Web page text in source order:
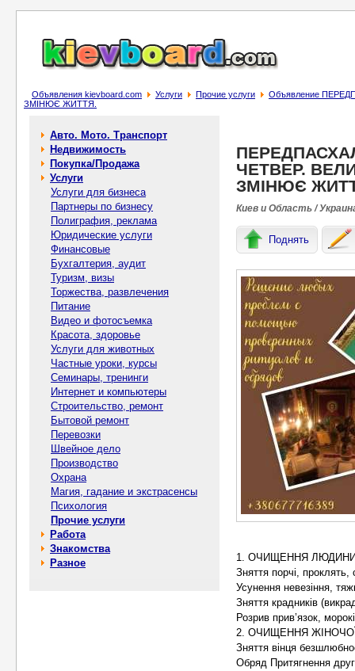
Объявления kievboard.com Услуги Прочие услуги
Объявление
ЗМІНЮЄ ЖИТТЯ.
Авто. Мото. Транспорт
Недвижимость
Покупка/Продажа
Услуги
Услуги для бизнеса
Партнеры по бизнесу
Полиграфия, реклама
Юридические услуги
Финансовые
Бухгалтерия, аудит
Туризм, визы
Торжества, развлечения
Питание
Видео и фотосъемка
Красота, здоровье
Услуги для животных
Частные уроки, курсы
Семинары, тренинги
Интернет и компьютеры
Строительство, ремонт
Бытовой ремонт
Перевозки
Швейное дело
Производство
Охрана
Магия, гадание и экстрасенсы
Психология
Прочие услуги
Работа
Знакомства
Разное
ЧЕТВЕР.
ЗМІНЮЄ
Киев и Область /
Поднять
1. ОЧИЩЕННЯ
Зняття порчі,
Усунення невезіння,
Зняття крадників
Розрив прив’язок,
2. ОЧИЩЕННЯ
Зняття вінця
Обряд Притягнення